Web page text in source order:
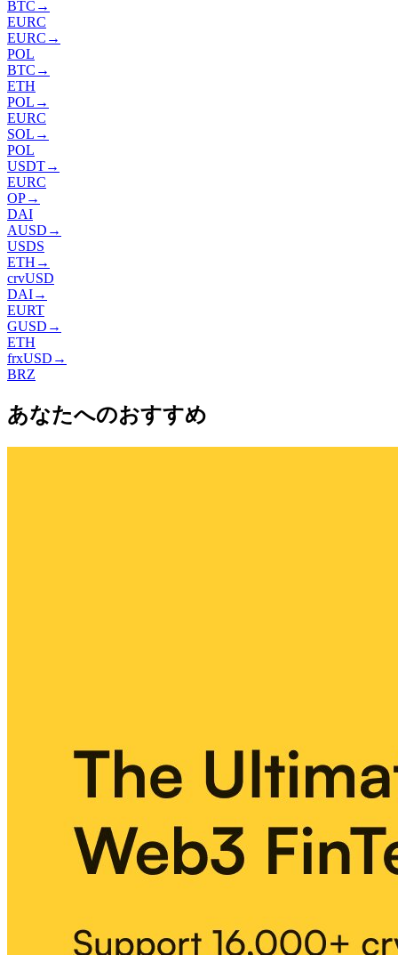
BTC →
EURC
EURC →
POL
BTC →
ETH
POL →
EURC
SOL →
POL
USDT→
EURC
OP→
DAI
AUSD →
USDS
ETH →
crvUSD
DAI→
EURT
GUSD →
ETH
frxUSD →
BRZ
あなたへのおすすめ